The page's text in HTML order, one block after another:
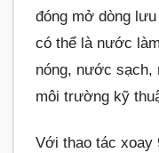
đóng mở dòng
có thể là nước
nóng, nước sạch,
môi trường kỹ
Với thao tác xoay